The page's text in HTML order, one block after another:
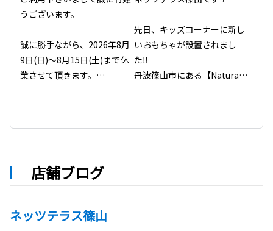
うございます。
誠に勝手ながら、2026年8月
9日(日)～8月15日(土)まで休
業させて頂きます。
先日、キッズコーナーに新し
いおもちゃが設置されまし
た‼️
丹波篠山市にある【Natural
店舗ブログ
ネッツテラス篠山